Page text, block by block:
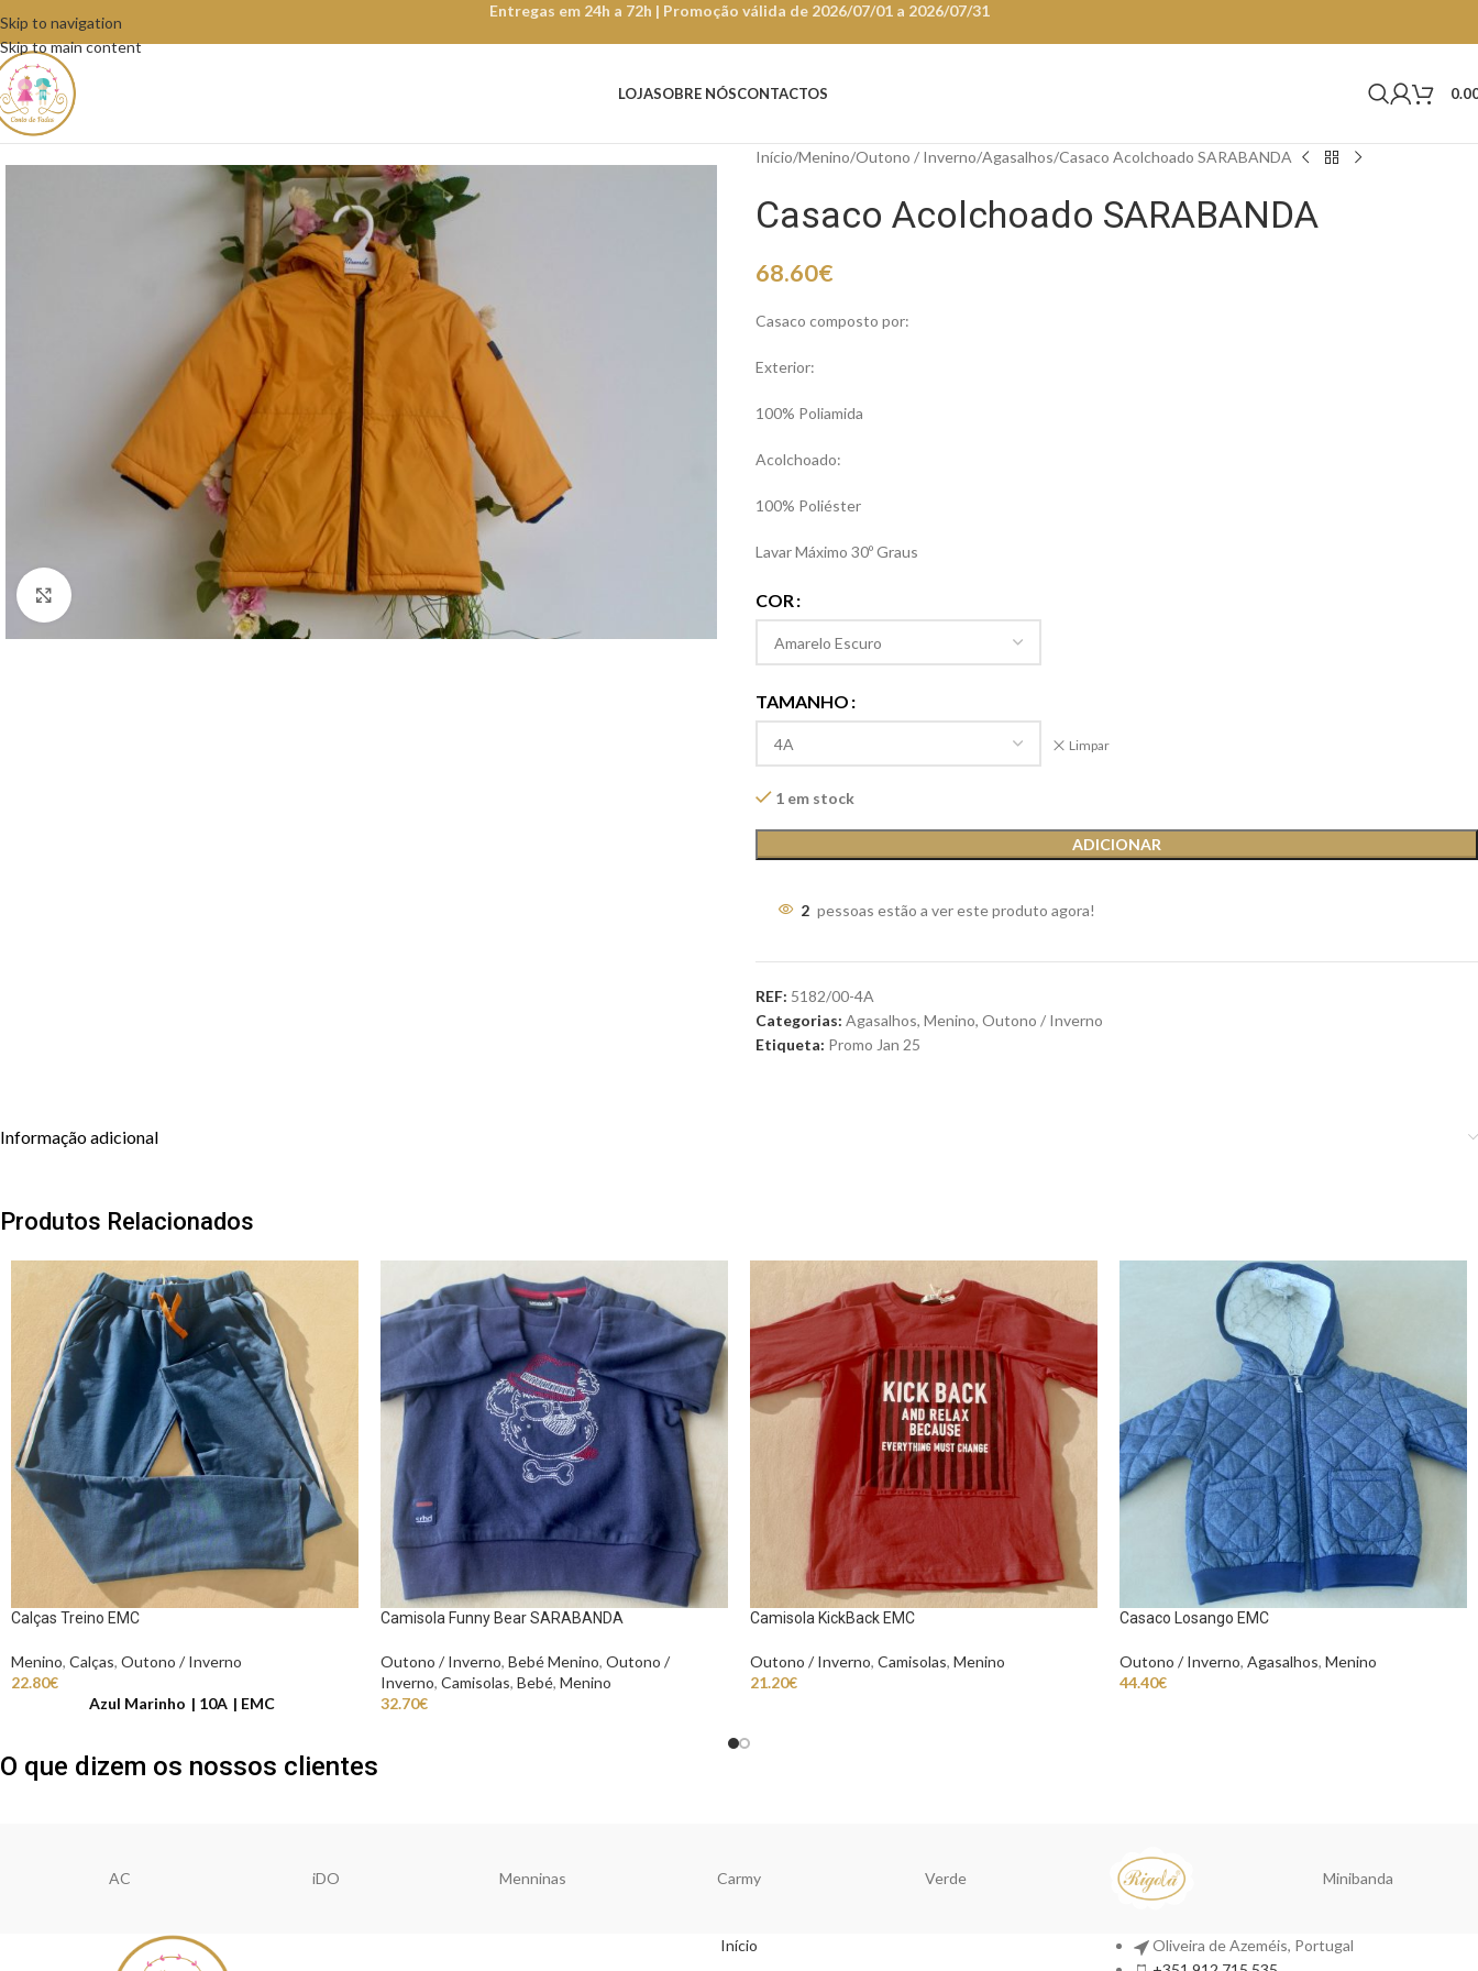
Skip to navigation
Skip to main content
Entregas em 24h a 72h | Promoção válida de 2026/07/01 a 2026/07/31
LOJASOBRE NÓSCONTACTOS
Início Menino Outono / Inverno Agasalhos Casaco Acolchoado SARABANDA
Casaco Acolchoado SARABANDA
68.60€
Casaco composto por:
Exterior:
100% Poliamida
Acolchoado:
100% Poliéster
Lavar Máximo 30º Graus
COR
TAMANHO
Limpar
1 em stock
ADICIONAR
2 pessoas estão a ver este produto agora!
REF: 5182/00-4A
Categorias: Agasalhos, Menino, Outono / Inverno
Etiqueta: Promo Jan 25
Informação adicional
Produtos Relacionados
Calças Treino EMC
Menino, Calças, Outono / Inverno
22.80€
Azul Marinho
10A EMC
Camisola Funny Bear SARABANDA
Outono / Inverno, Bebé Menino, Outono /
Inverno, Camisolas, Bebé, Menino
32.70€
Camisola KickBack EMC
Outono / Inverno, Camisolas, Menino
21.20€
Casaco Losango EMC
Outono / Inverno, Agasalhos, Menino
44.40€
O que dizem os nossos clientes
AC iDO Menninas Carmy Verde Minibanda
Início
Oliveira de Azeméis, Portugal